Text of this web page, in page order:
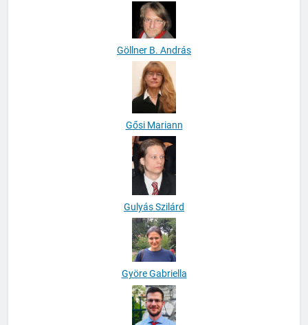
Göllner B. András
Gősi Mariann
Gulyás Szilárd
Györe Gabriella